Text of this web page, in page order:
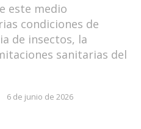
este medio
condiciones de
de insectos, la
sanitarias del
6 de junio de 2026